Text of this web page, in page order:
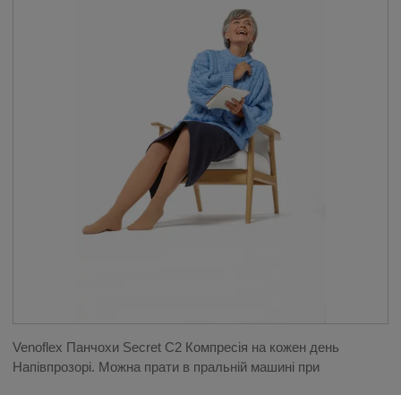
ВИРОБИ ДЛЯ ХРЕБТА
ОРТОПЕДИЧНІ ВИРОБИ
ВЕНОЗНІ РОЗЛАДИ
ВСПОМОГАТЕЛЬНЫЕ ПРОДУКТЫ
Venoflex Панчохи Secret C2 Компресія на кожен день
Напівпрозорі. Можна прати в пральній машині при